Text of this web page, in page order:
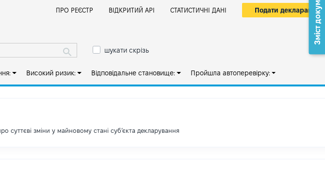
ПРО РЕЄСТР ВІДКРИТИЙ АРІ СТАТИСТИЧНІ ДАНІ Подати декларацію
шукати скрізь
Високий ризик: Відповідальне становище: Пройшла автоперевірку:
суттєві зміни у майновому стані субʼєкта декларування
Зміст документа